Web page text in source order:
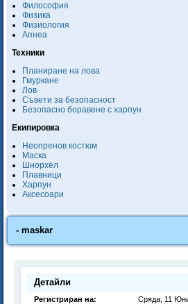
Философия
Физика
Физиология
Апнеа
Техники
Планиране на лова
Гмуркане
Лов
Съвети за безопасност
Безопасно боравене с харпун
Екипировка
Неопренов костюм
Маска
Шнорхел
Плавници
Харпун
Аксесоари
- maskar
Детайли
Регистриран на:
Сряда, 11